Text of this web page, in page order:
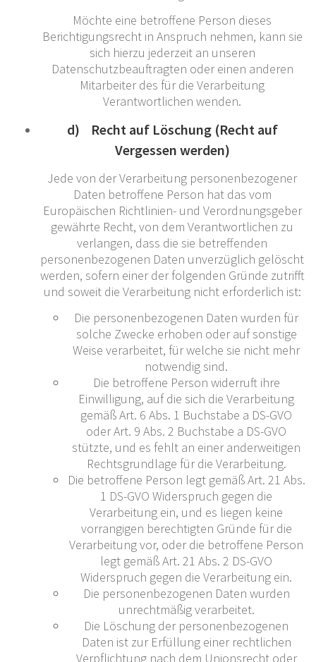
Möchte eine betroffene Person dieses
Berichtigungsrecht in Anspruch nehmen, kann sie
sich hierzu jederzeit an unseren
Datenschutzbeauftragten oder einen anderen
Mitarbeiter des für die Verarbeitung
Verantwortlichen wenden.
d) Recht auf Löschung (Recht auf
Vergessen werden)
Jede von der Verarbeitung personenbezogener
Daten betroffene Person hat das vom
Europäischen Richtlinien- und Verordnungsgeber
gewährte Recht, von dem Verantwortlichen zu
verlangen, dass die sie betreffenden
personenbezogenen Daten unverzüglich gelöscht
werden, sofern einer der folgenden Gründe zutrifft
und soweit die Verarbeitung nicht erforderlich ist:
Die personenbezogenen Daten wurden für
solche Zwecke erhoben oder auf sonstige
Weise verarbeitet, für welche sie nicht mehr
notwendig sind.
Die betroffene Person widerruft ihre
Einwilligung, auf die sich die Verarbeitung
gemäß Art. 6 Abs. 1 Buchstabe a DS-GVO
oder Art. 9 Abs. 2 Buchstabe a DS-GVO
stützte, und es fehlt an einer anderweitigen
Rechtsgrundlage für die Verarbeitung.
Die betroffene Person legt gemäß Art. 21 Abs.
1 DS-GVO Widerspruch gegen die
Verarbeitung ein, und es liegen keine
vorrangigen berechtigten Gründe für die
Verarbeitung vor, oder die betroffene Person
legt gemäß Art. 21 Abs. 2 DS-GVO
Widerspruch gegen die Verarbeitung ein.
Die personenbezogenen Daten wurden
unrechtmäßig verarbeitet.
Die Löschung der personenbezogenen
Daten ist zur Erfüllung einer rechtlichen
Verpflichtung nach dem Unionsrecht oder